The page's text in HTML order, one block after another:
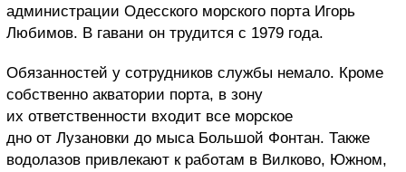
администрации Одесского морского порта Игорь
Любимов. В гавани он трудится с 1979 года.
Обязанностей у сотрудников службы немало. Кроме
собственно акватории порта, в зону
их ответственности входит все морское
дно от Лузановки до мыса Большой Фонтан. Также
водолазов привлекают к работам в Вилково, Южном,